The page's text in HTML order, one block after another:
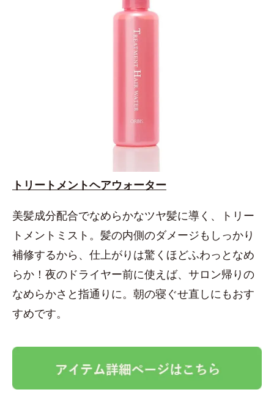
トリートメントヘアウォーター
美髪成分配合でなめらかなツヤ髪に導く、トリー
トメントミスト。髪の内側のダメージもしっかり
補修するから、仕上がりは驚くほどふわっとなめ
らか！夜のドライヤー前に使えば、サロン帰りの
なめらかさと指通りに。朝の寝ぐせ直しにもおす
すめです。